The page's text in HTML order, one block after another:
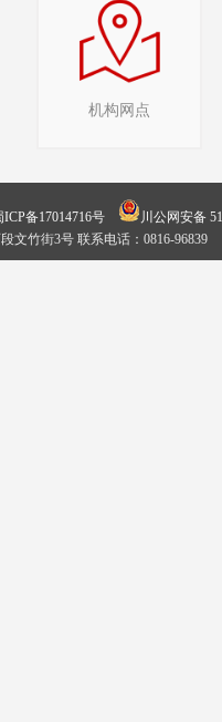
机构网点
ICP备17014716号
川公网安备
文竹街3号 联系电话：0816-96839